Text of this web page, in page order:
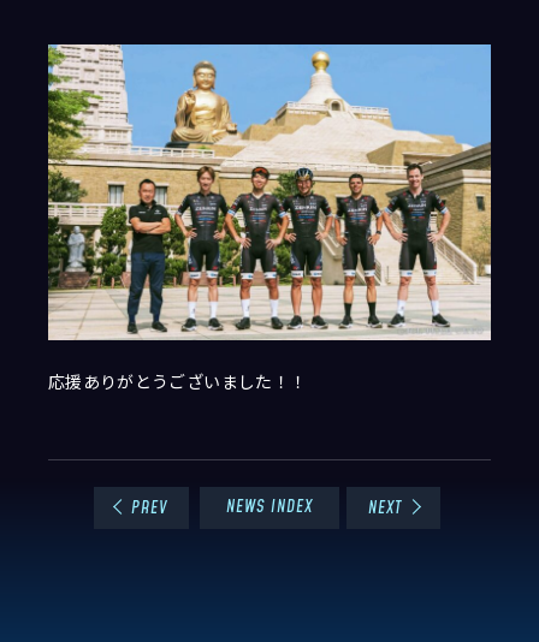
応援ありがとうございました！！
PREV NEWS INDEX NEXT